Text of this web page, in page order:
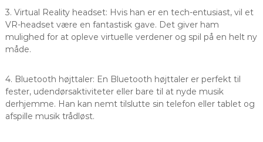
3. Virtual Reality headset: Hvis han er en tech-entusiast, vil et
VR-headset være en fantastisk gave. Det giver ham
mulighed for at opleve virtuelle verdener og spil på en helt ny
måde.
4. Bluetooth højttaler: En Bluetooth højttaler er perfekt til
fester, udendørsaktiviteter eller bare til at nyde musik
derhjemme. Han kan nemt tilslutte sin telefon eller tablet og
afspille musik trådløst.